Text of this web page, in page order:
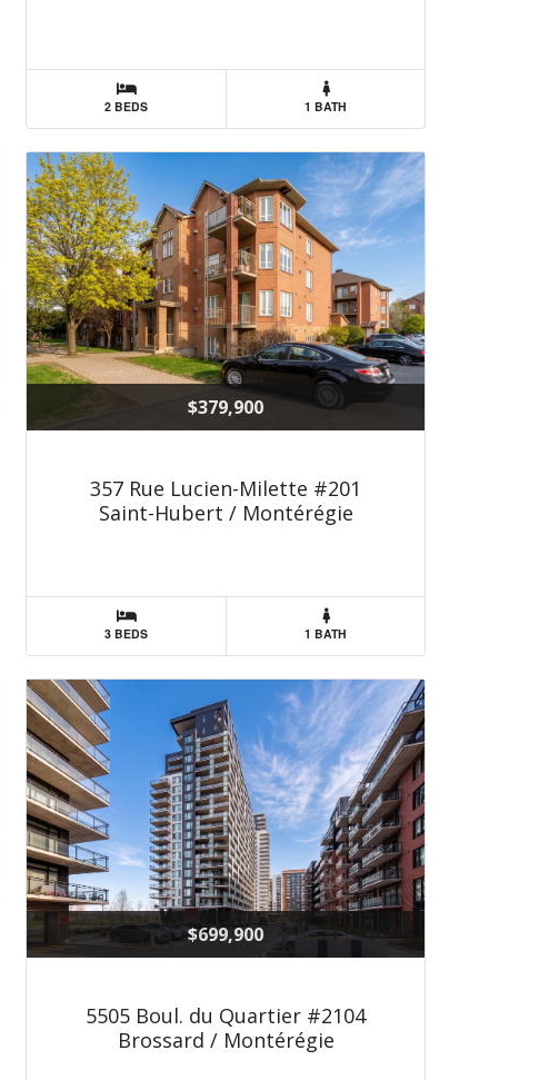
2 BEDS 1 BATH
$379,900
357 Rue Lucien-Milette #201
Saint-Hubert / Montérégie
3 BEDS 1 BATH
$699,900
5505 Boul. du Quartier #2104
Brossard / Montérégie